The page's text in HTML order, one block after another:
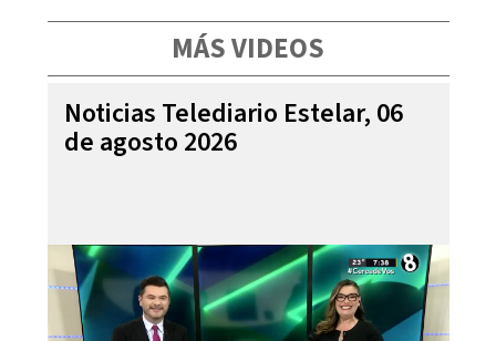
MÁS VIDEOS
Noticias Telediario Estelar, 06
de agosto 2026